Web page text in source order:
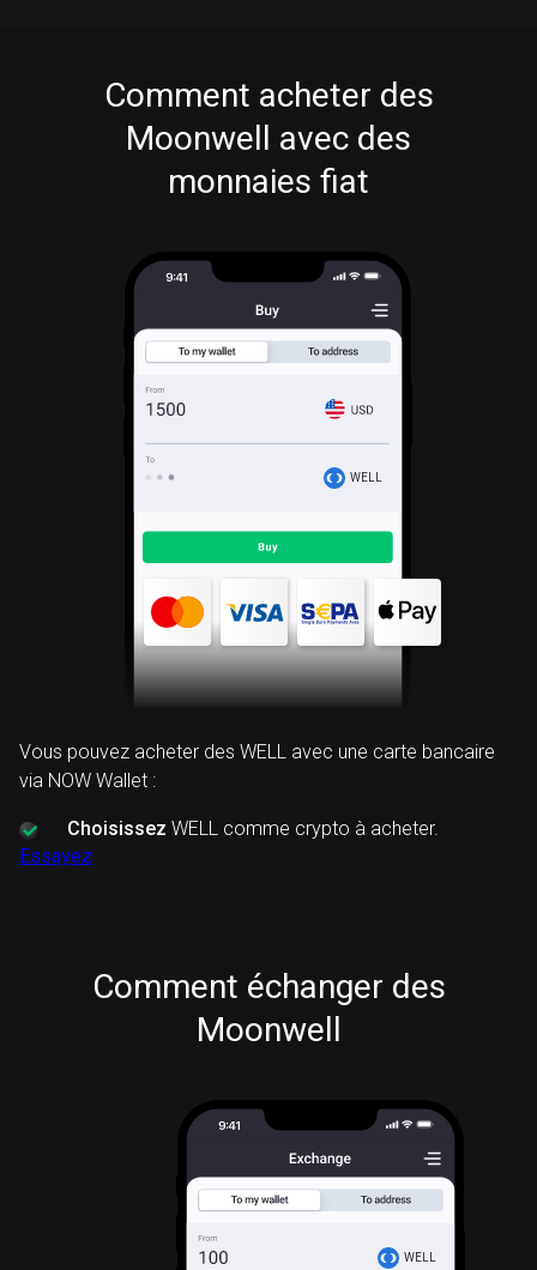
Comment acheter des
Moonwell avec des
monnaies fiat
WELL
Vous pouvez acheter des WELL avec une carte bancaire
via NOW Wallet :
Choisissez WELL comme crypto à acheter.
Essayez
Comment échanger des
Moonwell
WELL